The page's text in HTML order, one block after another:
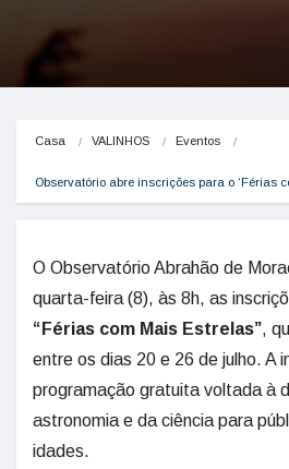
Casa VALINHOS Eventos
Observatório abre inscrições para o ‘Férias
O Observatório Abrahão de
quarta-feira (8), às 8h, as
“Férias com Mais Estrelas”,
entre os dias 20 e 26 de julho. A
programação gratuita voltada à
astronomia e da ciência para
idades.